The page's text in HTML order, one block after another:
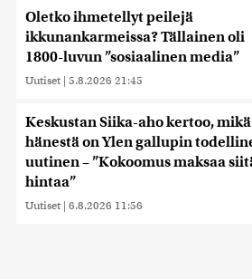
Oletko ihmetellyt peilejä
ikkunankarmeissa? Tällainen oli
1800-luvun ”sosiaalinen media”
Uutiset | 5.8.2026 21:45
Keskustan Siika-aho kertoo, mikä
hänestä on Ylen gallupin
uutinen – ”Kokoomus maksaa
hintaa”
Uutiset | 6.8.2026 11:56